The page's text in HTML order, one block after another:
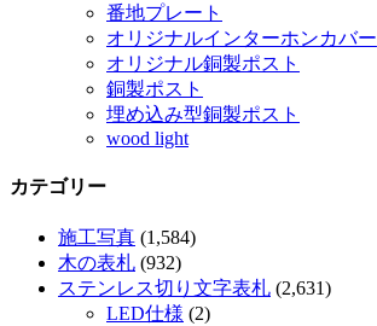
番地プレート
オリジナルインターホンカバー
オリジナル銅製ポスト
銅製ポスト
埋め込み型銅製ポスト
wood light
カテゴリー
施工写真 (1,584)
木の表札 (932)
ステンレス切り文字表札 (2,631)
LED仕様 (2)